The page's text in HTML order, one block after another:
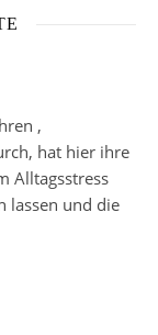
,
hat hier ihre
Alltagsstress
lassen und die